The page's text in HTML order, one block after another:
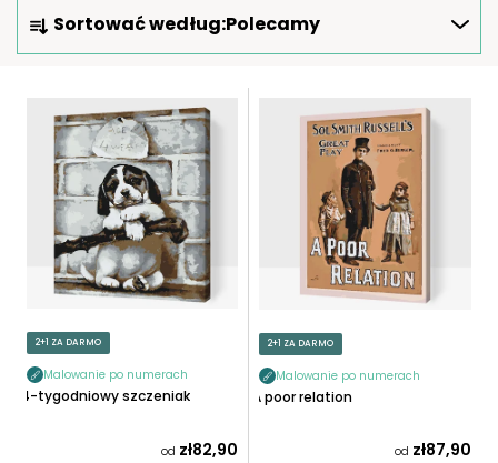
O
R
O
D
U
K
Sortować według:Polecamy
U
K
T
2+1 ZA DARMO
Malowanie po numerach
4-tygodniowy szczeniak
od zł82,90
2+1 ZA DARMO
Malowanie po numerach
A poor relation
od zł87,90